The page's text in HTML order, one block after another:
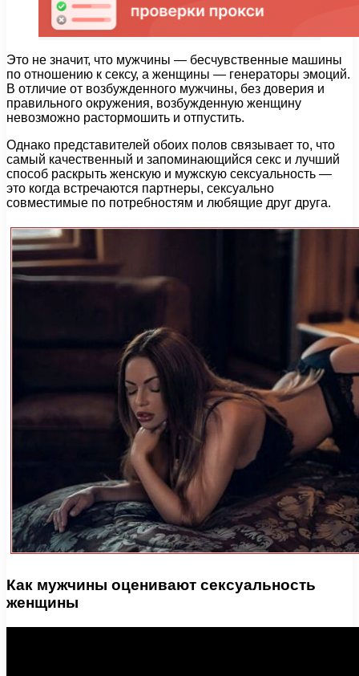
Это не значит, что мужчины — бесчувственные машины
по отношению к сексу, а женщины — генераторы эмоций.
В отличие от возбужденного мужчины, без доверия и
правильного окружения, возбужденную женщину
невозможно растормошить и отпустить.
Однако представителей обоих полов связывает то, что
самый качественный и запоминающийся секс и лучший
способ раскрыть женскую и мужскую сексуальность —
это когда встречаются партнеры, сексуально
совместимые по потребностям и любящие друг друга.
Как мужчины оценивают сексуальность
женщины